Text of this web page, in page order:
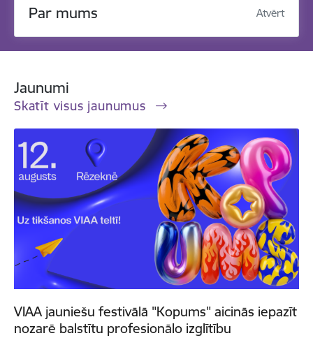
Par mums Atvērt
Jaunumi
Skatīt visus jaunumus
VIAA jauniešu festivālā "Kopums" aicinās iepazīt
nozarē balstītu profesionālo izglītību